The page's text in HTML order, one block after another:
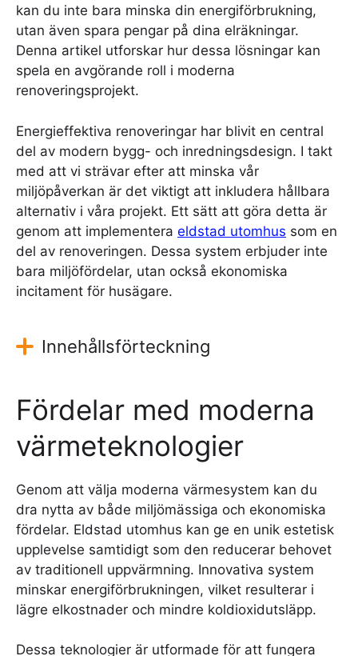
kan du inte bara minska din energiförbrukning,
utan även spara pengar på dina elräkningar.
Denna artikel utforskar hur dessa lösningar kan
spela en avgörande roll i moderna
renoveringsprojekt.
Energieffektiva renoveringar har blivit en central
del av modern bygg- och inredningsdesign. I takt
med att vi strävar efter att minska vår
miljöpåverkan är det viktigt att inkludera hållbara
alternativ i våra projekt. Ett sätt att göra detta är
genom att implementera eldstad utomhus som en
del av renoveringen. Dessa system erbjuder inte
bara miljöfördelar, utan också ekonomiska
incitament för husägare.
Innehållsförteckning
Fördelar med moderna
värmeteknologier
Genom att välja moderna värmesystem kan du
dra nytta av både miljömässiga och ekonomiska
fördelar. Eldstad utomhus kan ge en unik estetisk
upplevelse samtidigt som den reducerar behovet
av traditionell uppvärmning. Innovativa system
minskar energiförbrukningen, vilket resulterar i
lägre elkostnader och mindre koldioxidutsläpp.
Dessa teknologier är utformade för att fungera